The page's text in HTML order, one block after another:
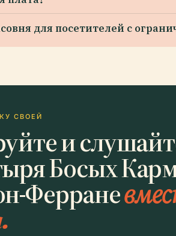
для посетителей с
СВОЕЙ
и
Босых
Ферране